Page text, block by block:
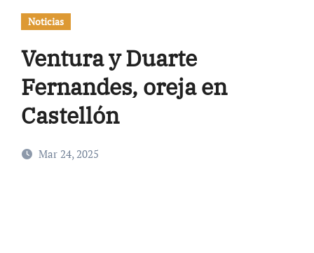
Noticias
Ventura y Duarte
Fernandes, oreja en
Castellón
Mar 24, 2025